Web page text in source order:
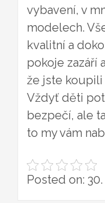
vybavení, v
modelech.
kvalitní a
pokoje zazáří
že jste koupili
Vždyť děti
bezpečí, ale
to my vám
Posted on: 30.